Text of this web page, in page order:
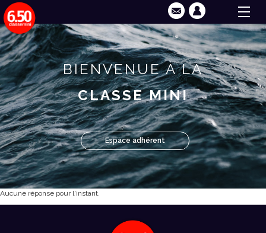
BIENVENUE À LA
CLASSE MINI
Espace adhérent
Aucune réponse pour l'instant.